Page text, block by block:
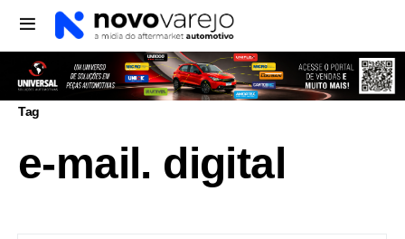
Tag
e-mail. digital